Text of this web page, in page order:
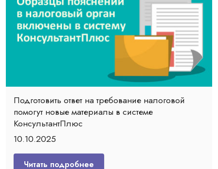
Подготовить ответ на требование налоговой
помогут новые материалы в системе
КонсультантПлюс
10.10.2025
Читать подробнее